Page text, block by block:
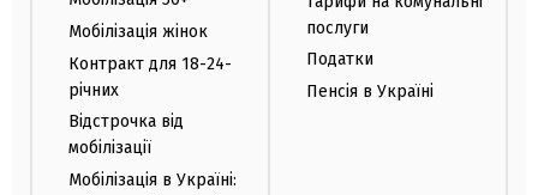
Мобілізація жінок
Контракт для 18-24-
річних
Відстрочка від
мобілізації
Мобілізація в Україні:
послуги
Податки
Пенсія в Україні